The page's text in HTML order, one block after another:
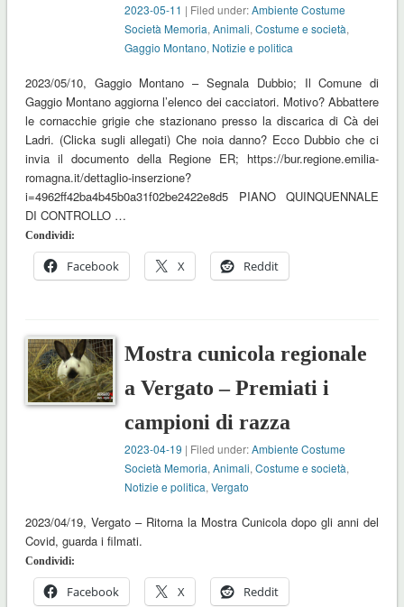
2023-05-11 | Filed under:Ambiente Costume
Società Memoria,Animali,Costume e società,
Gaggio Montano, Notizie e politica
2023/05/10, Gaggio Montano – Segnala Dubbio; Il Comune di
Gaggio Montano aggiorna l’elenco dei cacciatori. Motivo? Abbattere
le cornacchie grigie che stazionano presso la discarica di Cà dei
Ladri. (Clicka sugli allegati) Che noia danno? Ecco Dubbio che ci
invia il documento della Regione ER; https://bur.regione.emilia-
romagna.it/dettaglio-inserzione?
i=4962ff42ba4b45b0a31f02be2422e8d5 PIANO QUINQUENNALE
DI CONTROLLO …
Condividi:
Facebook X Reddit
Mostra cunicola regionale
a Vergato – Premiati i
campioni di razza
2023-04-19 | Filed under:Ambiente Costume
Società Memoria,Animali,Costume e società,
Notizie e politica,Vergato
2023/04/19, Vergato – Ritorna la Mostra Cunicola dopo gli anni del
Covid, guarda i filmati.
Condividi:
Facebook X Reddit